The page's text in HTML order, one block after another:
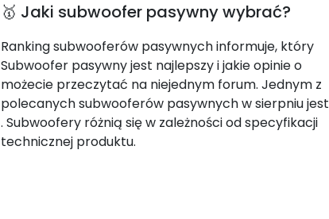
🥇 Jaki subwoofer pasywny wybrać?
Ranking subwooferów pasywnych informuje, który
Subwoofer pasywny jest najlepszy i jakie opinie o
możecie przeczytać na niejednym forum. Jednym z
polecanych subwooferów pasywnych w sierpniu jest
. Subwoofery różnią się w zależności od specyfikacji
technicznej produktu.